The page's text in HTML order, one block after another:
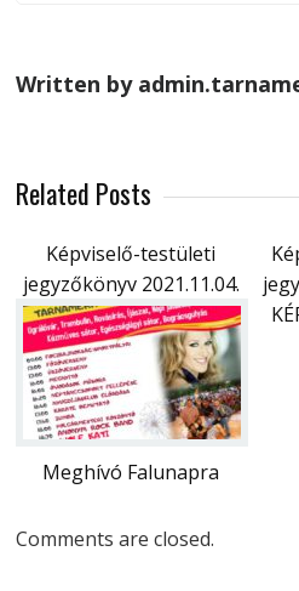
Written by
Related Posts
Képviselő-testületi
jegyzőkönyv 2021.11.04.
Meghívó Falunapra
Comments are closed.